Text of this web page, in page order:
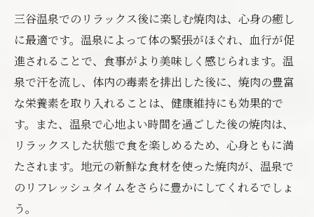
三谷温泉でのリラックス後に楽しむ焼肉は、心身の癒し
に最適です。温泉によって体の緊張がほぐれ、血行が促
進されることで、食事がより美味しく感じられます。温
泉で汗を流し、体内の毒素を排出した後に、焼肉の豊富
な栄養素を取り入れることは、健康維持にも効果的で
す。また、温泉で心地よい時間を過ごした後の焼肉は、
リラックスした状態で食を楽しめるため、心身ともに満
たされます。地元の新鮮な食材を使った焼肉が、温泉で
のリフレッシュタイムをさらに豊かにしてくれるでしょ
う。